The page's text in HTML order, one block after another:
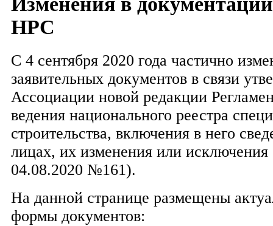
НРС
С 4 сентября 2020 года частично
заявительных документов в связи
Ассоциации новой редакции
ведения национального реестра
строительства, включения в него
лицах, их изменения или исключения
04.08.2020 №161).
На данной странице размещены
формы документов: